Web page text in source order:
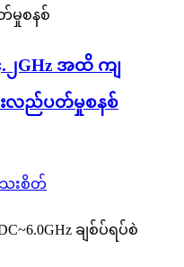
.၂GHz အထိ ကျ
းလည်ပတ်မှုစနစ်
းစိတ်